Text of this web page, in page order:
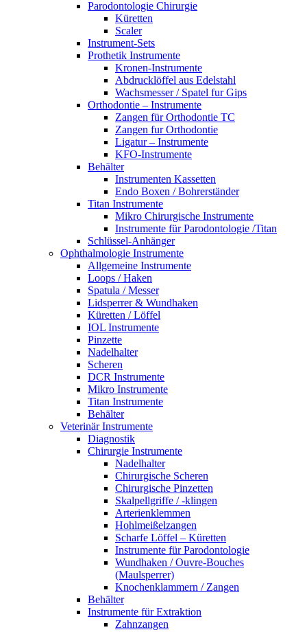
Parodontologie Chirurgie
Küretten
Scaler
Instrument-Sets
Prothetik Instrumente
Kronen-Instrumente
Abdrucklöffel aus Edelstahl
Wachsmesser / Spatel fur Gips
Orthodontie – Instrumente
Zangen für Orthodontie TC
Zangen fur Orthodontie
Ligatur – Instrumente
KFO-Instrumente
Behälter
Instrumenten Kassetten
Endo Boxen / Bohrerständer
Titan Instrumente
Mikro Chirurgische Instrumente
Instrumente für Parodontologie /Titan
Schlüssel-Anhänger
Ophthalmologie Instrumente
Allgemeine Instrumente
Loops / Haken
Spatula / Messer
Lidsperrer & Wundhaken
Küretten / Löffel
IOL Instrumente
Pinzette
Nadelhalter
Scheren
DCR Instrumente
Mikro Instrumente
Titan Instrumente
Behälter
Veterinär Instrumente
Diagnostik
Chirurgie Instrumente
Nadelhalter
Chirurgische Scheren
Chirurgische Pinzetten
Skalpellgriffe / -klingen
Arterienklemmen
Hohlmeißelzangen
Scharfe Löffel – Küretten
Instrumente für Parodontologie
Wundhaken / Ouvre-Bouches
(Maulsperrer)
Knochenklammern / Zangen
Behälter
Instrumente für Extraktion
Zahnzangen